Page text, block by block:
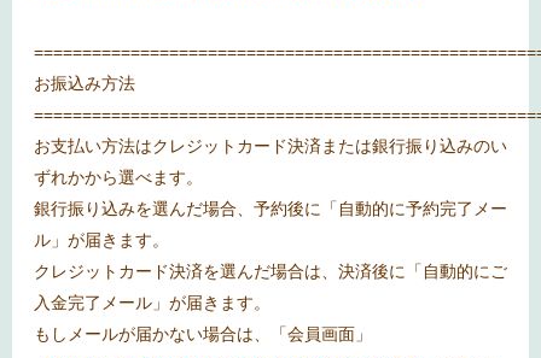
お振込み方法
お支払い方法はクレジットカード決済または銀行振り込みのい
ずれかから選べます。
銀行振り込みを選んだ場合、予約後に「自動的に予約完了メー
ル」が届きます。
クレジットカード決済を選んだ場合は、決済後に「自動的にご
入金完了メール」が届きます。
もしメールが届かない場合は、「会員画面」